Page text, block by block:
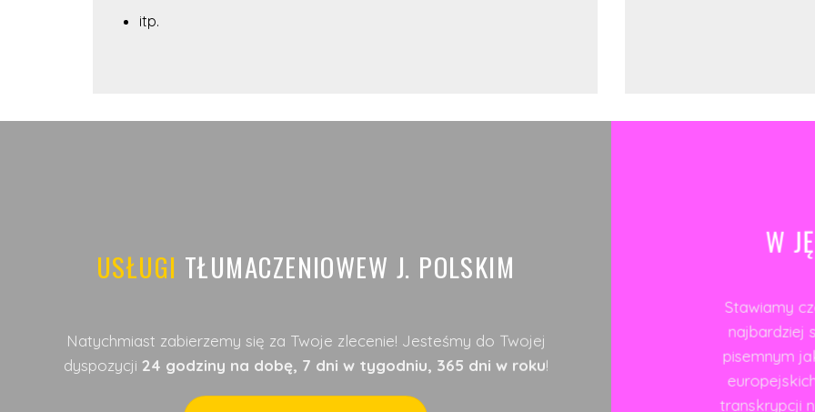
itp.
USŁUGI TŁUMACZENIOWEW J. POLSKIM
Natychmiast zabierzemy się za Twoje zlecenie! Jesteśmy do Twojej
dyspozycji 24 godziny na dobę, 7 dni w tygodniu, 365 dni w roku!
W
Stawiamy
najbardziej
pisemnym
transkrypcji